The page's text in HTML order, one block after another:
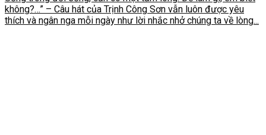
không?…” – Câu hát của Trịnh Công Sơn vẫn luôn được yêu
thích và ngân nga mỗi ngày như lời nhắc nhở chúng ta về lòng...